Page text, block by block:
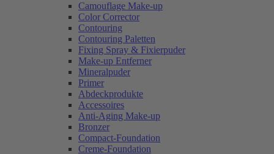
Camouflage Make-up
Color Corrector
Contouring
Contouring Paletten
Fixing Spray & Fixierpuder
Make-up Entferner
Mineralpuder
Primer
Abdeckprodukte
Accessoires
Anti-Aging Make-up
Bronzer
Compact-Foundation
Creme-Foundation